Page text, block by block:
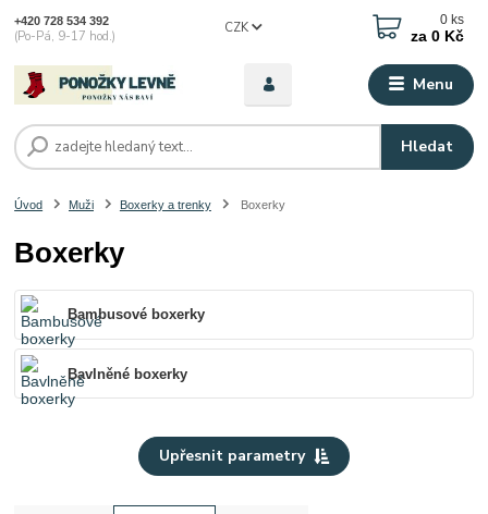
Menu
CZK
Hledat
+420 728 534 392
(Po-Pá, 9-17 hod.)
0 ks
za 0 Kč
Úvod Muži Boxerky a trenky Boxerky
Boxerky
Bambusové boxerky
Bavlněné boxerky
Upřesnit parametry